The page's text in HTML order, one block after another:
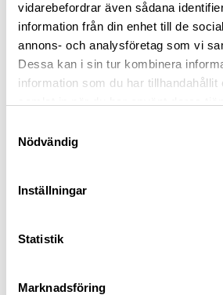
vidarebefordrar även sådana
information från din enhet till de
annons- och analysföretag som vi
Dessa kan i sin tur kombinera
information som du har tillhandahållit
Nödvändig
Inställningar
Statistik
Marknadsföring